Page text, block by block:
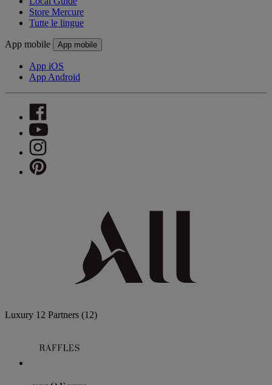
Store Mercure
Tutte le lingue
App mobile App mobile
App iOS
App Android
Luxury 12 Partners (12)